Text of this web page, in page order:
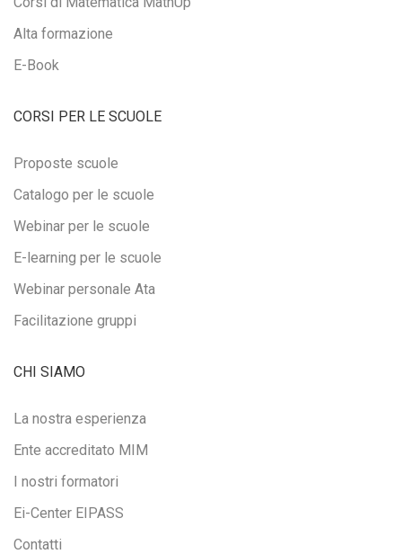
Alta formazione
E-Book
CORSI PER LE SCUOLE
Proposte scuole
Catalogo per le scuole
Webinar per le scuole
E-learning per le scuole
Webinar personale Ata
Facilitazione gruppi
CHI SIAMO
La nostra esperienza
Ente accreditato MIM
I nostri formatori
Ei-Center EIPASS
Contatti